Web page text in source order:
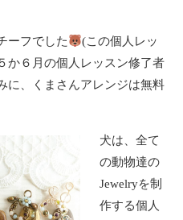
ーフでした
(この個人レッ
か６月の個人レッスン修了者
に、くまさんアレンジは無料
犬は、全て
の動物達の
Jewelryを制
作する個人